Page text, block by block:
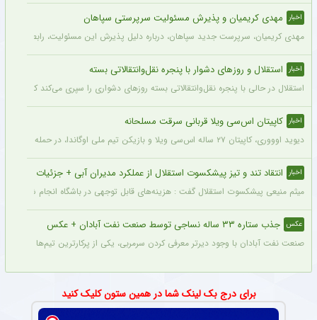
اخبار مهدی کریمیان و پذیرش مسئولیت سرپرستی سپاهان
مهدی کریمیان، سرپرست جدید سپاهان، درباره دلیل پذیرش این مسئولیت، رابطه
اخبار استقلال و روزهای دشوار با پنجره نقل‌وانتقالاتی بسته
استقلال در حالی با پنجره نقل‌وانتقالاتی بسته روزهای دشواری را سپری می‌کند که در
اخبار کاپیتان اس‌سی ویلا قربانی سرقت مسلحانه
دیوید اوووری، کاپیتان ۲۷ ساله اس‌سی ویلا و بازیکن تیم ملی اوگاندا، در حمله سارقان در نزدیکی خانه‌اش در کامپالا جان خود را از دست داد.
اخبار انتقاد تند و تیز پیشکسوت استقلال از عملکرد مدیران آبی + جزئیات
میثم منیعی پیشکسوت استقلال گفت : هزینه‌های قابل توجهی در باشگاه انجام شده، اما
عکس جذب ستاره ۳۳ ساله نساجی توسط صنعت نفت آبادان + عکس
صنعت نفت آبادان با وجود دیرتر معرفی کردن سرمربی، یکی از پرکارترین تیم‌ها در نقل‌وانتقالات
برای درج بک لینک شما در همین ستون کلیک کنید